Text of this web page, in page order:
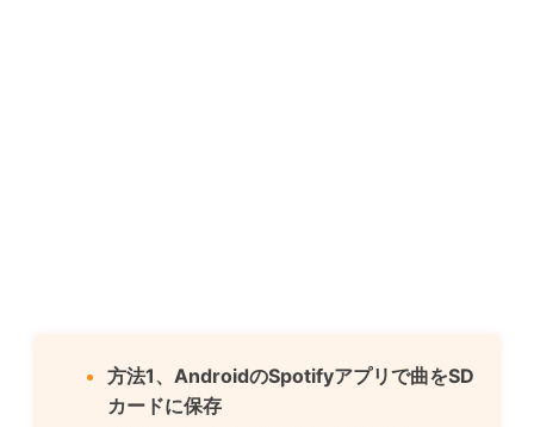
方法1、AndroidのSpotifyアプリで曲をSD
カードに保存